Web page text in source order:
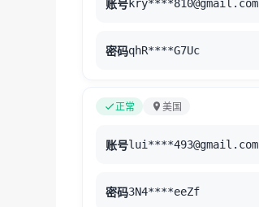
kry****810@gmail.com
密码qhR****G7Uc
正常 美国
账号lui****493@gmail.com
密码3N4****eeZf